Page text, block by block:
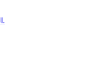
1. ما هو VBA، المفاهيم الأساسية.